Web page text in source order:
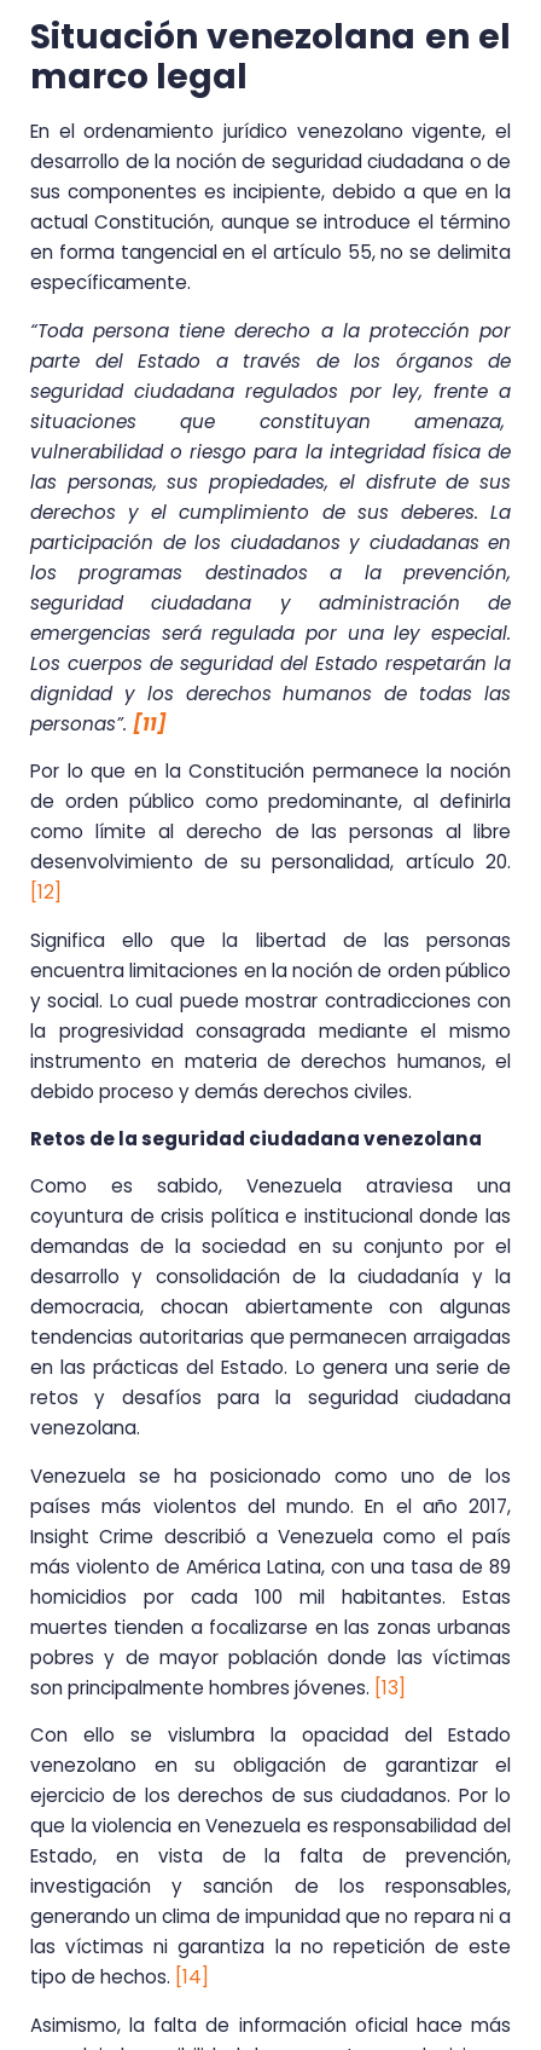
Situación venezolana en el
marco legal
En el ordenamiento jurídico venezolano vigente, el
desarrollo de la noción de seguridad ciudadana o de
sus componentes es incipiente, debido a que en la
actual Constitución, aunque se introduce el término
en forma tangencial en el artículo 55, no se delimita
específicamente.
“Toda persona tiene derecho a la protección por
parte del Estado a través de los órganos de
seguridad ciudadana regulados por ley, frente a
situaciones que constituyan amenaza,
vulnerabilidad o riesgo para la integridad física de
las personas, sus propiedades, el disfrute de sus
derechos y el cumplimiento de sus deberes. La
participación de los ciudadanos y ciudadanas en
los programas destinados a la prevención,
seguridad ciudadana y administración de
emergencias será regulada por una ley especial.
Los cuerpos de seguridad del Estado respetarán la
dignidad y los derechos humanos de todas las
personas”. [11]
Por lo que en la Constitución permanece la noción
de orden público como predominante, al definirla
como límite al derecho de las personas al libre
desenvolvimiento de su personalidad, artículo 20.
[12]
Significa ello que la libertad de las personas
encuentra limitaciones en la noción de orden público
y social. Lo cual puede mostrar contradicciones con
la progresividad consagrada mediante el mismo
instrumento en materia de derechos humanos, el
debido proceso y demás derechos civiles.
Retos de la seguridad ciudadana venezolana
Como es sabido, Venezuela atraviesa una
coyuntura de crisis política e institucional donde las
demandas de la sociedad en su conjunto por el
desarrollo y consolidación de la ciudadanía y la
democracia, chocan abiertamente con algunas
tendencias autoritarias que permanecen arraigadas
en las prácticas del Estado. Lo genera una serie de
retos y desafíos para la seguridad ciudadana
venezolana.
Venezuela se ha posicionado como uno de los
países más violentos del mundo. En el año 2017,
Insight Crime describió a Venezuela como el país
más violento de América Latina, con una tasa de 89
homicidios por cada 100 mil habitantes. Estas
muertes tienden a focalizarse en las zonas urbanas
pobres y de mayor población donde las víctimas
son principalmente hombres jóvenes. [13]
Con ello se vislumbra la opacidad del Estado
venezolano en su obligación de garantizar el
ejercicio de los derechos de sus ciudadanos. Por lo
que la violencia en Venezuela es responsabilidad del
Estado, en vista de la falta de prevención,
investigación y sanción de los responsables,
generando un clima de impunidad que no repara ni a
las víctimas ni garantiza la no repetición de este
tipo de hechos. [14]
Asimismo, la falta de información oficial hace más